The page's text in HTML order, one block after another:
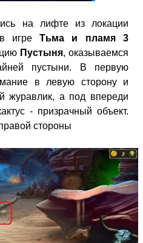
на лифте из локации
в игреТьма и пламя 3
Пустыня, оказываемся
пустыни. В первую
в левую сторону и
журавлик, а под впереди
- призрачный объект.
стороны